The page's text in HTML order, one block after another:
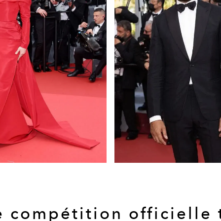
compétition officielle